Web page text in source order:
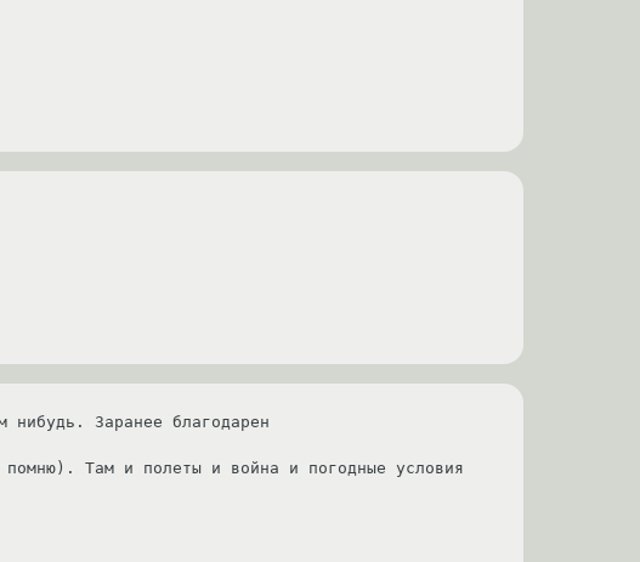
нибудь. Заранее благодарен
Там и полеты и война и погодные условия